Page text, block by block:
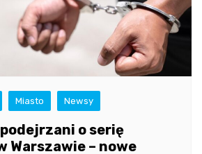
Miasto Newsy
o serię
Warszawie – nowe